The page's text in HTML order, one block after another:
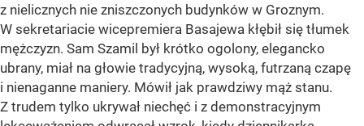
z nielicznych nie zniszczonych budynków w Groznym.
W sekretariacie wicepremiera Basajewa kłębił się tłumek
mężczyzn. Sam Szamil był krótko ogolony, elegancko
ubrany, miał na głowie tradycyjną, wysoką, futrzaną czapę
i nienaganne maniery. Mówił jak prawdziwy mąż stanu.
Z trudem tylko ukrywał niechęć i z demonstracyjnym